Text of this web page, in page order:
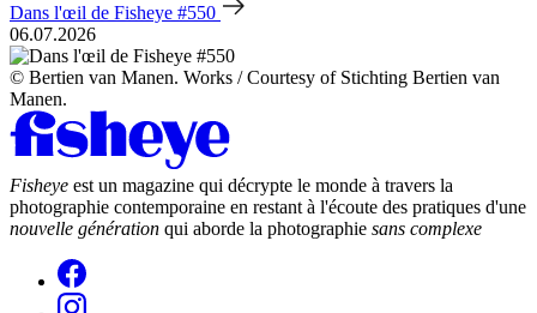
Dans l'œil de Fisheye #550
06.07.2026
© Bertien van Manen. Works / Courtesy of Stichting Bertien van
Manen.
Fisheye est un magazine qui décrypte le monde à travers la
photographie contemporaine en restant à l'écoute des pratiques d'une
nouvelle génération qui aborde la photographie sans complexe